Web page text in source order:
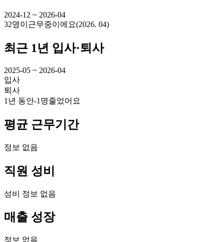
2024-12 ~ 2026-04
32명이 근무중이에요(2026. 04)
최근 1년 입사·퇴사
2025-05 ~ 2026-04
입사
퇴사
1년 동안-1명줄었어요
평균 근무기간
정보 없음
직원 성비
성비 정보 없음
매출 성장
정보 없음